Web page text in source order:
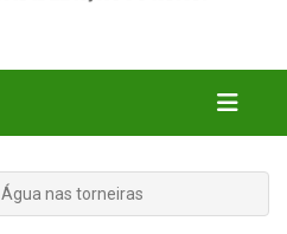
Água nas torneiras